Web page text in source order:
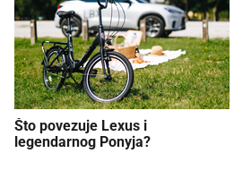
Što povezuje Lexus i
legendarnog Ponyja?